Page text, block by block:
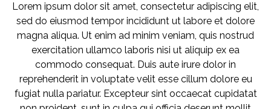
Lorem ipsum dolor sit amet, consectetur adipiscing elit,
sed do eiusmod tempor incididunt ut labore et dolore
magna aliqua. Ut enim ad minim veniam, quis nostrud
exercitation ullamco laboris nisi ut aliquip ex ea
commodo consequat. Duis aute irure dolor in
reprehenderit in voluptate velit esse cillum dolore eu
fugiat nulla pariatur. Excepteur sint occaecat cupidatat